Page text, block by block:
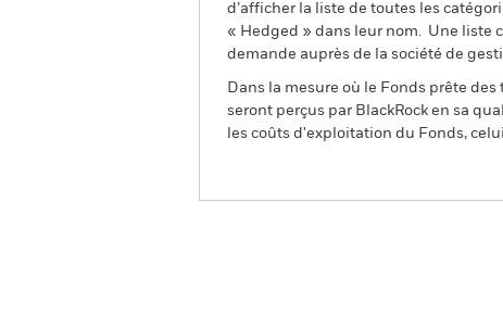
d’afficher la liste de toutes les
« Hedged » dans leur nom. Une liste
demande auprès de la société de
Dans la mesure où le Fonds prête
seront perçus par BlackRock en sa
les coûts d'exploitation du Fonds,